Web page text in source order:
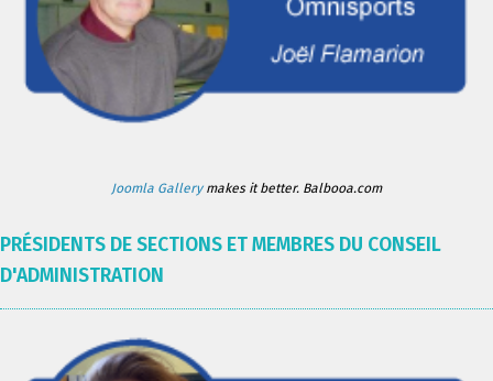
Joomla Gallerymakes it better. Balbooa.com
PRÉSIDENTS DE SECTIONS ET MEMBRES DU CONSEIL
D'ADMINISTRATION